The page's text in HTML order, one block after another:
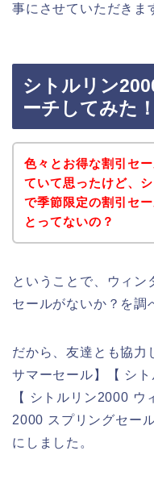
事にさせていただきま
シトルリン
ーチしてみた！
色々とお得な割引セ
ていて思ったけど、
で季節限定の割引セ
とってないの？
ということで、ウィン
セールがないか？を調
だから、友達とも協力
サマーセール】【 シ
【 シトルリン2000 ウ
2000 スプリングセー
にしました。